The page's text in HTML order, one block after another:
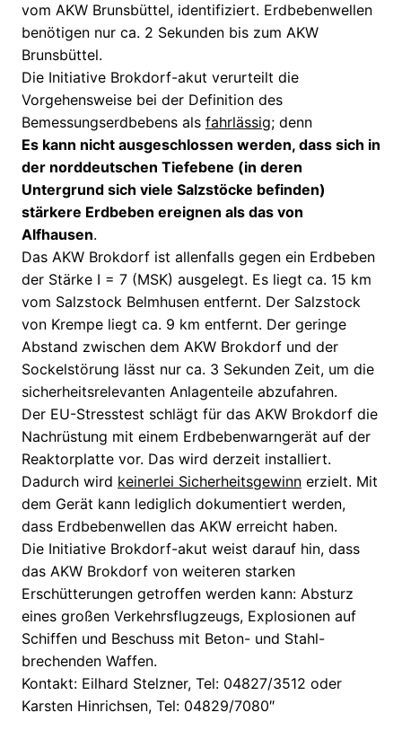
vom AKW Brunsbüttel, identifiziert. Erdbebenwellen
benötigen nur ca. 2 Sekunden bis zum AKW
Brunsbüttel.
Die Initiative Brokdorf-akut verurteilt die
Vorgehensweise bei der Definition des
Bemessungserdbebens als fahrlässig; denn
Es kann nicht ausgeschlossen werden, dass sich in
der norddeutschen Tiefebene (in deren
Untergrund sich viele Salzstöcke befinden)
stärkere Erdbeben ereignen als das von
Alfhausen.
Das AKW Brokdorf ist allenfalls gegen ein Erdbeben
der Stärke I = 7 (MSK) ausgelegt. Es liegt ca. 15 km
vom Salzstock Belmhusen entfernt. Der Salzstock
von Krempe liegt ca. 9 km entfernt. Der geringe
Abstand zwischen dem AKW Brokdorf und der
Sockelstörung lässt nur ca. 3 Sekunden Zeit, um die
sicherheitsrelevanten Anlagenteile abzufahren.
Der EU-Stresstest schlägt für das AKW Brokdorf die
Nachrüstung mit einem Erdbebenwarngerät auf der
Reaktorplatte vor. Das wird derzeit installiert.
Dadurch wird keinerlei Sicherheitsgewinnerzielt. Mit
dem Gerät kann lediglich dokumentiert werden,
dass Erdbebenwellen das AKW erreicht haben.
Die Initiative Brokdorf-akut weist darauf hin, dass
das AKW Brokdorf von weiteren starken
Erschütterungen getroffen werden kann: Absturz
eines großen Verkehrsflugzeugs, Explosionen auf
Schiffen und Beschuss mit Beton- und Stahl-
brechenden Waffen.
Kontakt: Eilhard Stelzner, Tel: 04827/3512 oder
Karsten Hinrichsen, Tel: 04829/7080″